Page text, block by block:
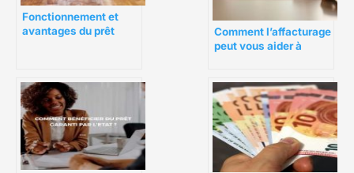
Fonctionnement et
avantages du prêt
Comment l’affacturage
peut vous aider à